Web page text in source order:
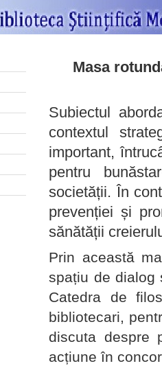
Masa
Subiectul
contextul
important,
pentru
societății. În
prevenției și
sănătății
Prin această
spațiu de dialog
Catedra de
bibliotecari,
discuta despre
acțiune în